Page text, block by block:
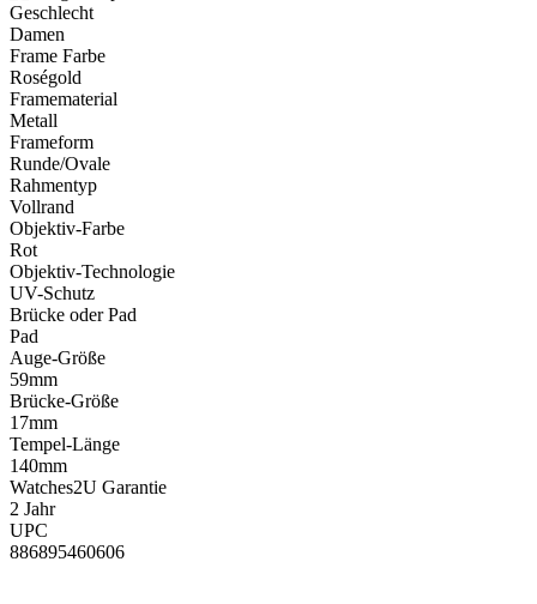
Geschlecht
Damen
Frame Farbe
Roségold
Framematerial
Metall
Frameform
Runde/Ovale
Rahmentyp
Vollrand
Objektiv-Farbe
Rot
Objektiv-Technologie
UV-Schutz
Brücke oder Pad
Pad
Auge-Größe
59mm
Brücke-Größe
17mm
Tempel-Länge
140mm
Watches2U Garantie
2 Jahr
UPC
886895460606